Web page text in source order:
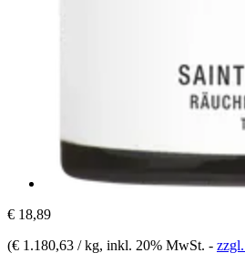
€ 18,89
(€ 1.180,63 / kg, inkl. 20% MwSt. -